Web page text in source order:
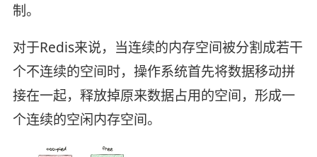
制。
对于Redis来说，当连续的内存空间被分割成若干
个不连续的空间时，操作系统首先将数据移动拼
接在一起，释放掉原来数据占用的空间，形成一
个连续的空闲内存空间。